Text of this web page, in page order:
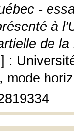
-
à
de
:
mode